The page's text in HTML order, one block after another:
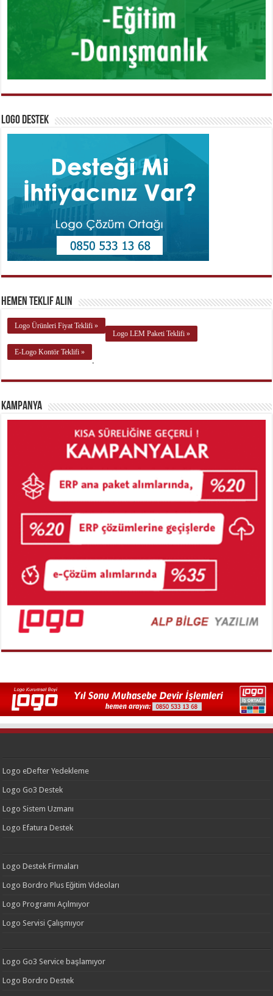
Logo Destek
Hemen Teklif Alın
Logo Ürünleri Fiyat Teklifi »
Logo LEM Paketi Teklifi »
E-Logo Kontör Teklifi »
.
Kampanya
Logo eDefter Yedekleme
Logo Go3 Destek
Logo Sistem Uzmanı
Logo Efatura Destek
Logo Destek Firmaları
Logo Bordro Plus Eğitim Videoları
Logo Programı Açılmıyor
Logo Servisi Çalışmıyor
Logo Go3 Service başlamıyor
Logo Bordro Destek